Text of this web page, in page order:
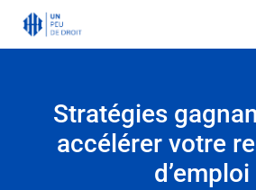
Stratégies
accélérer votre
d’emploi